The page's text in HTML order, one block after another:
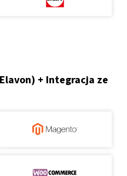
+ Integracja ze